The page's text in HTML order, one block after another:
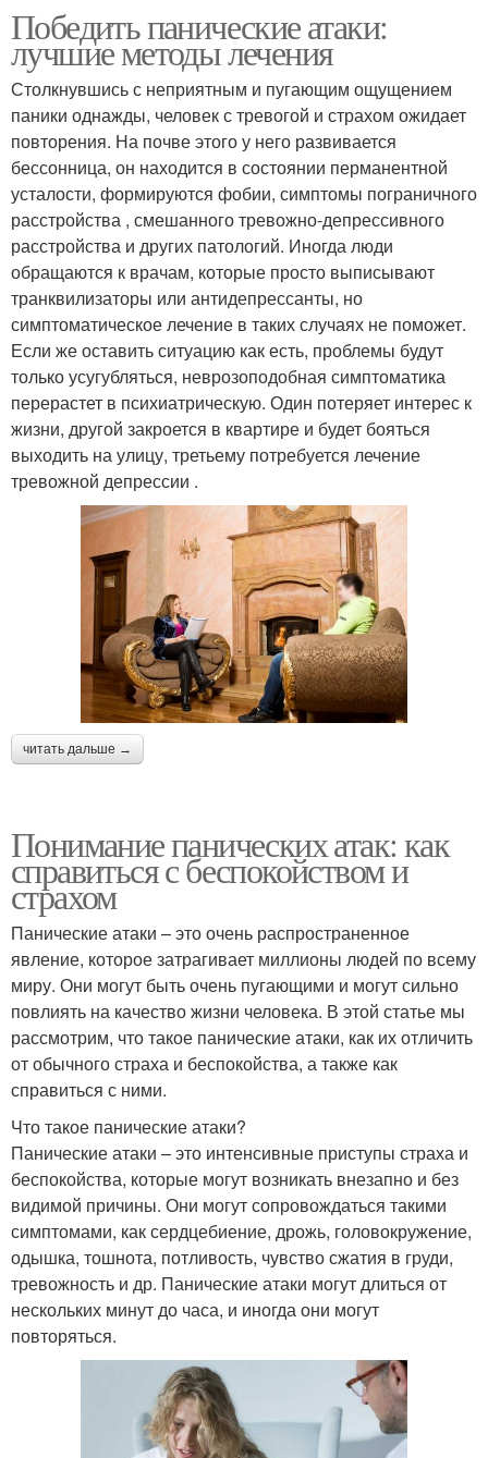
Победить панические атаки:
лучшие методы лечения
Столкнувшись с неприятным и пугающим ощущением
паники однажды, человек с тревогой и страхом ожидает
повторения. На почве этого у него развивается
бессонница, он находится в состоянии перманентной
усталости, формируются фобии, симптомы пограничного
расстройства , смешанного тревожно-депрессивного
расстройства и других патологий. Иногда люди
обращаются к врачам, которые просто выписывают
транквилизаторы или антидепрессанты, но
симптоматическое лечение в таких случаях не поможет.
Если же оставить ситуацию как есть, проблемы будут
только усугубляться, неврозоподобная симптоматика
перерастет в психиатрическую. Один потеряет интерес к
жизни, другой закроется в квартире и будет бояться
выходить на улицу, третьему потребуется лечение
тревожной депрессии .
читать дальше →
Понимание панических атак: как
справиться с беспокойством и
страхом
Панические атаки – это очень распространенное
явление, которое затрагивает миллионы людей по всему
миру. Они могут быть очень пугающими и могут сильно
повлиять на качество жизни человека. В этой статье мы
рассмотрим, что такое панические атаки, как их отличить
от обычного страха и беспокойства, а также как
справиться с ними.
Что такое панические атаки?
Панические атаки – это интенсивные приступы страха и
беспокойства, которые могут возникать внезапно и без
видимой причины. Они могут сопровождаться такими
симптомами, как сердцебиение, дрожь, головокружение,
одышка, тошнота, потливость, чувство сжатия в груди,
тревожность и др. Панические атаки могут длиться от
нескольких минут до часа, и иногда они могут
повторяться.